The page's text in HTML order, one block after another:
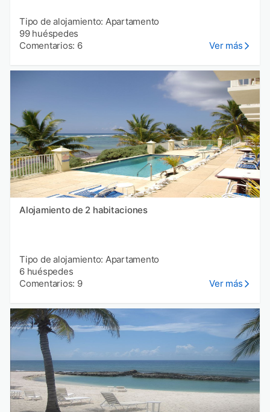
Tipo de alojamiento: Apartamento
99 huéspedes
Comentarios: 6
Ver más
Alojamiento de 2 habitaciones
Tipo de alojamiento: Apartamento
6 huéspedes
Comentarios: 9
Ver más